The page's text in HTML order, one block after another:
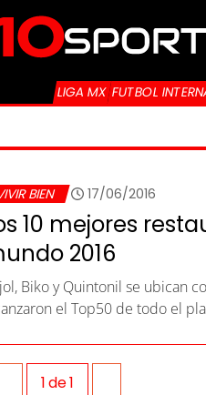
LIGA MX FUTBOL
BIEN 17/06/2016
10 mejores
2016
Biko y Quintonil se ubican
el Top50 de todo el
1de1